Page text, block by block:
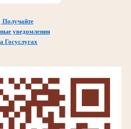
Получайте
уведомления
Госуслугах